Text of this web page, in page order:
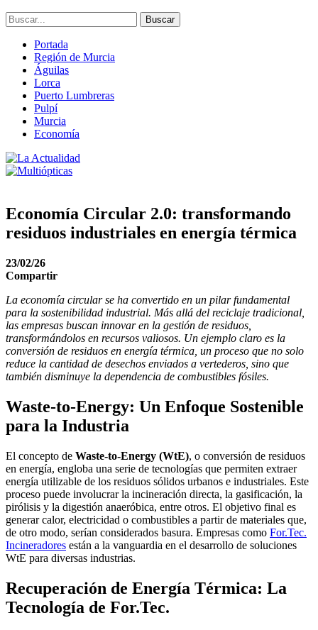
Portada
Región de Murcia
Águilas
Lorca
Puerto Lumbreras
Pulpí
Murcia
Economía
Economía Circular 2.0: transformando
residuos industriales en energía térmica
23/02/26
Compartir
La economía circular se ha convertido en un pilar fundamental
para la sostenibilidad industrial. Más allá del reciclaje tradicional,
las empresas buscan innovar en la gestión de residuos,
transformándolos en recursos valiosos. Un ejemplo claro es la
conversión de residuos en energía térmica, un proceso que no solo
reduce la cantidad de desechos enviados a vertederos, sino que
también disminuye la dependencia de combustibles fósiles.
Waste-to-Energy: Un Enfoque Sostenible
para la Industria
El concepto de Waste-to-Energy (WtE), o conversión de residuos
en energía, engloba una serie de tecnologías que permiten extraer
energía utilizable de los residuos sólidos urbanos e industriales. Este
proceso puede involucrar la incineración directa, la gasificación, la
pirólisis y la digestión anaeróbica, entre otros. El objetivo final es
generar calor, electricidad o combustibles a partir de materiales que,
de otro modo, serían considerados basura. Empresas como For.Tec.
Incineradores están a la vanguardia en el desarrollo de soluciones
WtE para diversas industrias.
Recuperación de Energía Térmica: La
Tecnología de For.Tec.